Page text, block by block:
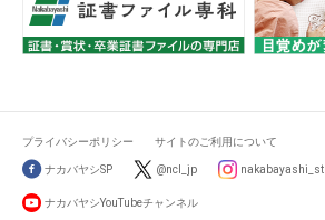
プライバシーポリシー サイトのご利用について
ナカバヤシSP @ncl_jp nakabayashi_st
ナカバヤシYouTubeチャンネル